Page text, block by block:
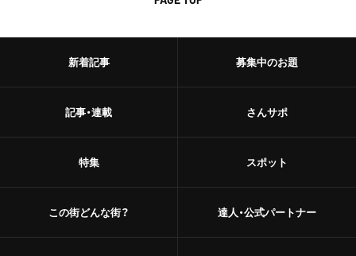
新着記事
記事・連載
特集
この街どんな街？
募集中のお題
さんサポ
スポット
達人・公式パートナー